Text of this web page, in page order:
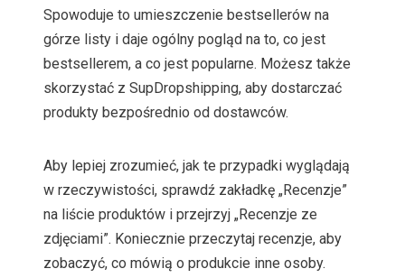
Spowoduje to umieszczenie bestsellerów na
górze listy i daje ogólny pogląd na to, co jest
bestsellerem, a co jest popularne. Możesz także
skorzystać z SupDropshipping, aby dostarczać
produkty bezpośrednio od dostawców.
Aby lepiej zrozumieć, jak te przypadki wyglądają
w rzeczywistości, sprawdź zakładkę „Recenzje”
na liście produktów i przejrzyj „Recenzje ze
zdjęciami”. Koniecznie przeczytaj recenzje, aby
zobaczyć, co mówią o produkcie inne osoby.